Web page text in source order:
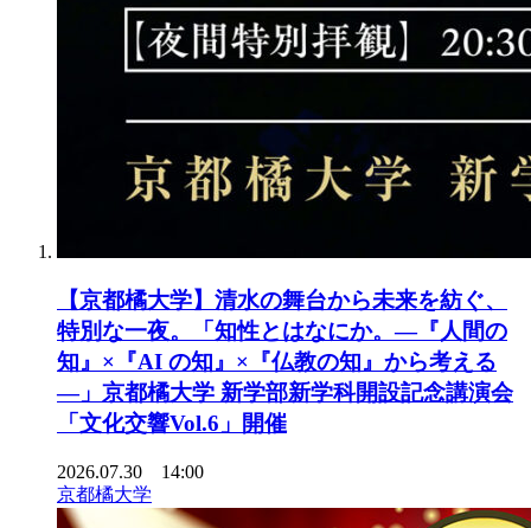
【京都橘大学】清水の舞台から未来を紡ぐ、
特別な一夜。「知性とはなにか。―『人間の
知』×『AI の知』×『仏教の知』から考える
―」京都橘大学 新学部新学科開設記念講演会
「文化交響Vol.6」開催
2026.07.30 14:00
京都橘大学